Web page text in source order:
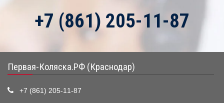
+7 (861) 205-11-87
Первая-Коляска.РФ (Краснодар)
+7 (861) 205-11-87